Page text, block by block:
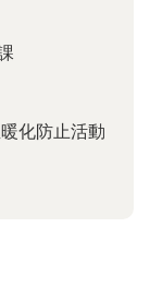
化防止活動